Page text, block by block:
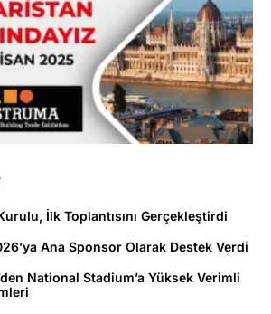
İlk Toplantısını Gerçekleştirdi
Ana Sponsor Olarak Destek Verdi
National Stadium’a Yüksek Verimli